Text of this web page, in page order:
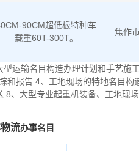
90CM超低板特种车
载重60T-300T。
焦作
运输名目构造办理计划和手艺施
和报告 4、工地现场的特地名目
8、大型专业起重机装备、工地现
流办事名目